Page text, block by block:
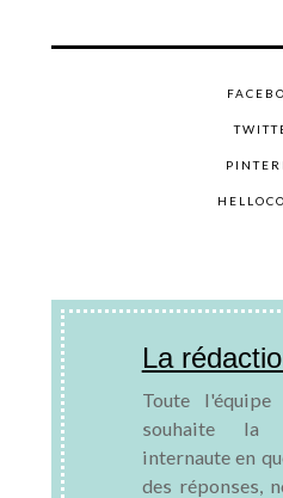
La
Toute l'équipe
souhaite la
internaute en
des réponses,